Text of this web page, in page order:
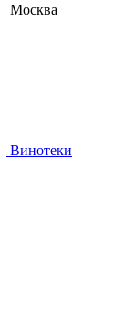
Москва
Винотеки